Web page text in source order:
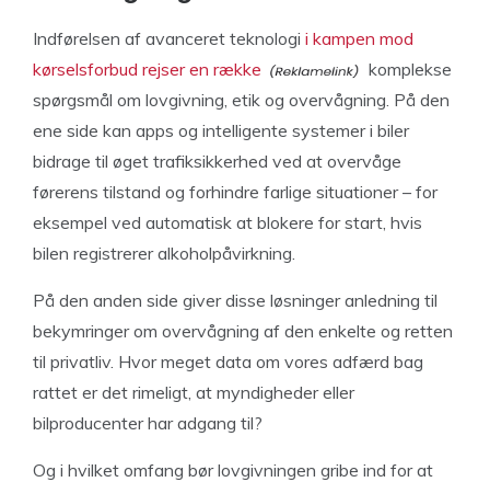
Indførelsen af avanceret teknologi i kampen mod
kørselsforbud rejser en række
komplekse
spørgsmål om lovgivning, etik og overvågning. På den
ene side kan apps og intelligente systemer i biler
bidrage til øget trafiksikkerhed ved at overvåge
førerens tilstand og forhindre farlige situationer – for
eksempel ved automatisk at blokere for start, hvis
bilen registrerer alkoholpåvirkning.
På den anden side giver disse løsninger anledning til
bekymringer om overvågning af den enkelte og retten
til privatliv. Hvor meget data om vores adfærd bag
rattet er det rimeligt, at myndigheder eller
bilproducenter har adgang til?
Og i hvilket omfang bør lovgivningen gribe ind for at